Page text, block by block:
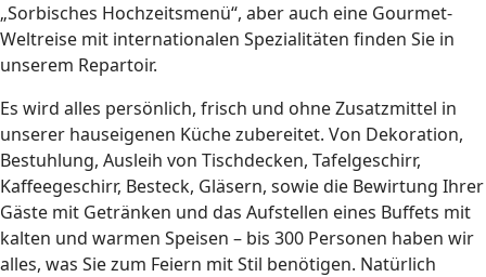
„Sorbisches Hochzeitsmenü“, aber auch eine Gourmet-
Weltreise mit internationalen Spezialitäten finden Sie in
unserem Repartoir.
Es wird alles persönlich, frisch und ohne Zusatzmittel in
unserer hauseigenen Küche zubereitet. Von Dekoration,
Bestuhlung, Ausleih von Tischdecken, Tafelgeschirr,
Kaffeegeschirr, Besteck, Gläsern, sowie die Bewirtung Ihrer
Gäste mit Getränken und das Aufstellen eines Buffets mit
kalten und warmen Speisen – bis 300 Personen haben wir
alles, was Sie zum Feiern mit Stil benötigen. Natürlich